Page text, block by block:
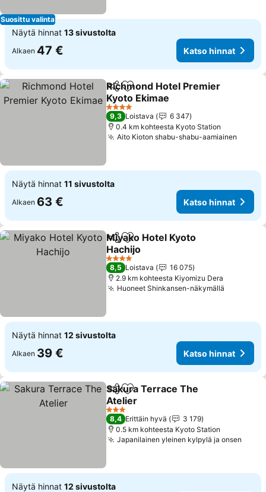
Suosittu valinta
Näytä hinnat 13 sivustolta
Alkaen 47 € Katso hinnat
Jaa Lisää suosikkeihin
Richmond Hotel Premier
Kyoto Ekimae
Katso hinnat
4 Tähtiluokitus
9,3 Loistava
6 347
0.4 km kohteesta Kyoto Station
Aito Kioton shabu-shabu-aamiainen
Näytä hinnat 11 sivustolta
Alkaen 63 € Katso hinnat
Jaa Lisää suosikkeihin
Miyako Hotel Kyoto
Hachijo
Katso hinnat
4 Tähtiluokitus
8,5 Loistava
16 075
2.9 km kohteesta Kiyomizu Dera
Huoneet Shinkansen-näkymällä
Näytä hinnat 12 sivustolta
Alkaen 39 € Katso hinnat
Jaa Lisää suosikkeihin
Sakura Terrace The
Atelier
Katso hinnat
3 Tähtiluokitus
8,4 Erittäin hyvä
3 179
0.5 km kohteesta Kyoto Station
Japanilainen yleinen kylpylä ja onsen
Näytä hinnat 12 sivustolta